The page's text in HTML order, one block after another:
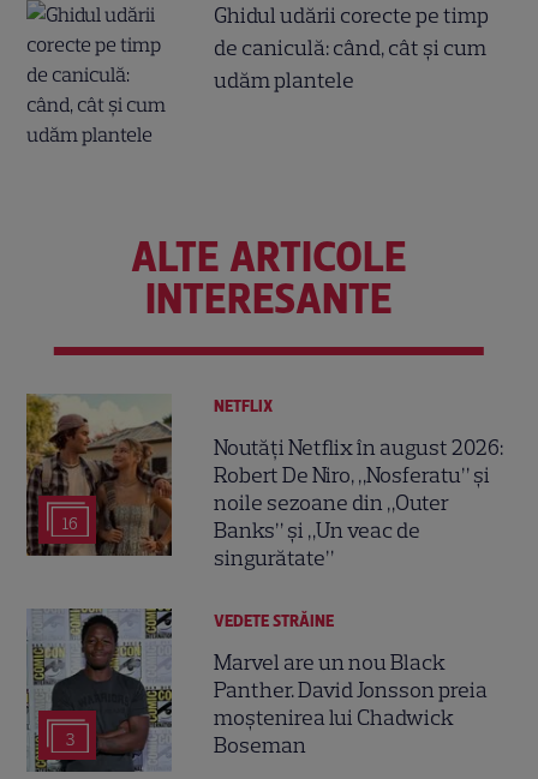
Ghidul udării corecte pe timp
de caniculă: când, cât şi cum
udăm plantele
ALTE ARTICOLE
INTERESANTE
16
NETFLIX
Noutăți Netflix în august 2026:
Robert De Niro, „Nosferatu” și
noile sezoane din „Outer
Banks” și „Un veac de
singurătate”
3
VEDETE STRĂINE
Marvel are un nou Black
Panther. David Jonsson preia
moștenirea lui Chadwick
Boseman